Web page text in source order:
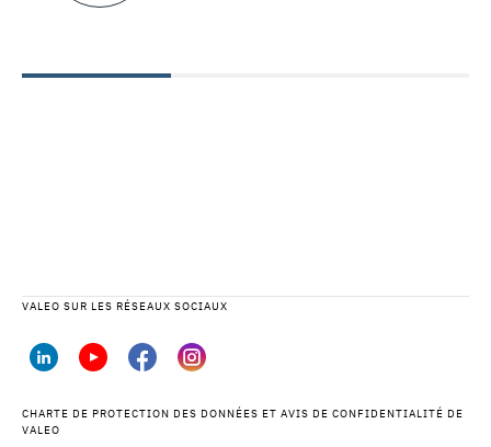
VALEO SUR LES RÉSEAUX SOCIAUX
CHARTE DE PROTECTION DES DONNÉES ET AVIS DE CONFIDENTIALITÉ DE
VALEO